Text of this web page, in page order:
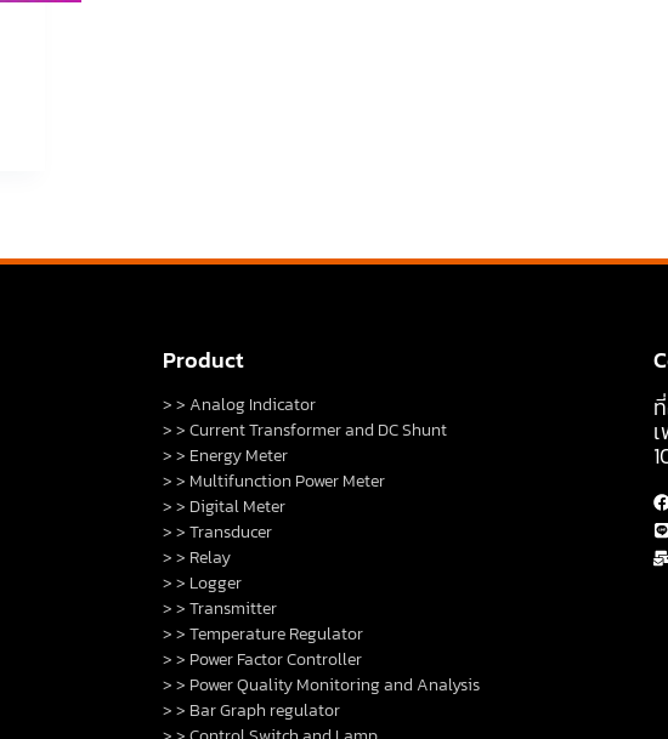
Product
> > Analog Indicator
> > Current Transformer and DC Shunt
> > Energy Meter
> > Multifunction Power Meter
> > Digital Meter
> > Transducer
> > Relay
> > Logger
> > Transmitter
> > Temperature Regulator
> > Power Factor Controller
> > Power Quality Monitoring and Analysis
> > Bar Graph regulator